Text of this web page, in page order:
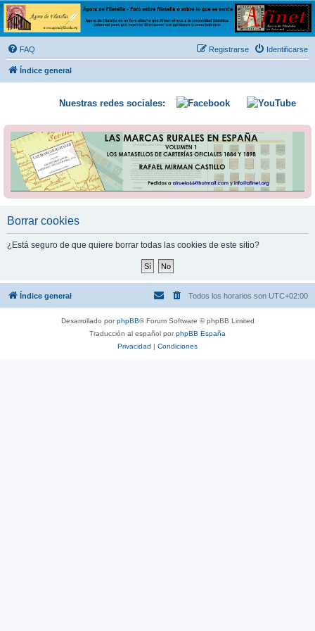
Ágora de Filatelia
Foro sobre filatelia o sobre lo que se tercie. Ágora de Filatelia es un foro abierto que Afinet
ofrece a la comunidad filatélica universal para que exprese libremente sus opiniones y
conocimientos
FAQ Identificarse
Registrarse
Índice general
Nuestras redes sociales:
Borrar cookies
¿Está seguro de que quiere borrar todas las cookies de este sitio?
Índice general Todos los horarios son UTC+02:00
Desarrollado porphpBB® Forum Software © phpBB Limited
Traducción al español porphpBB España
Privacidad | Condiciones